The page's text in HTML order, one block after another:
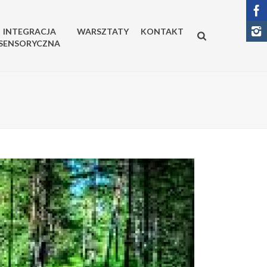
INTEGRACJA
WARSZTATY KONTAKT